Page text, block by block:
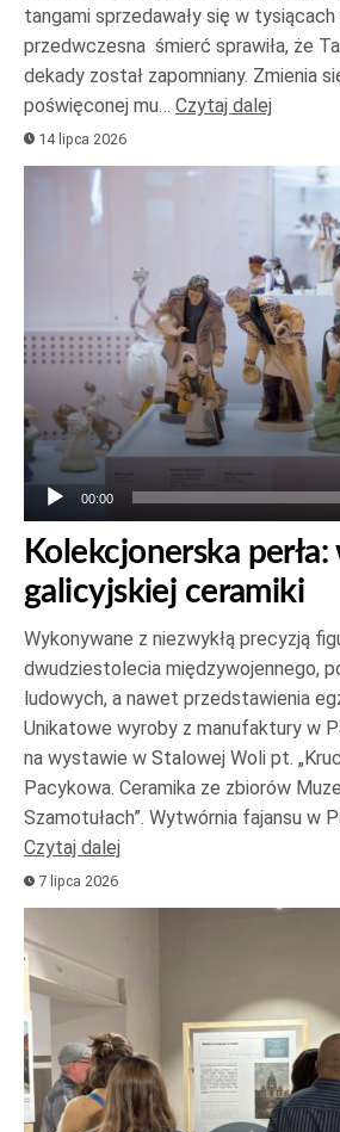
tangami sprzedawały się w
przedwczesna śmierć sprawiła, że
dekady został zapomniany. Zmienia
poświęconej mu… Czytaj dalej
14 lipca 2026
Odtwarzacz
00:00
Kolekcjonerska
galicyjskiej ceramiki
Wykonywane z niezwykłą precyzją
dwudziestolecia międzywojennego,
ludowych, a nawet przedstawienia
Unikatowe wyroby z manufaktury w
na wystawie w Stalowej Woli pt.
Pacykowa. Ceramika ze zbiorów
Szamotułach”. Wytwórnia fajansu w
Czytaj dalej
7 lipca 2026
Odtwarzacz
plików
dźwiękowych